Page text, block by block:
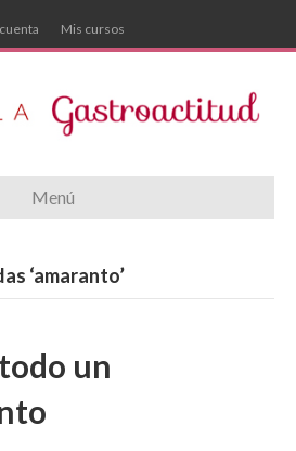
Mis cursos
Menú
‘amaranto’
un